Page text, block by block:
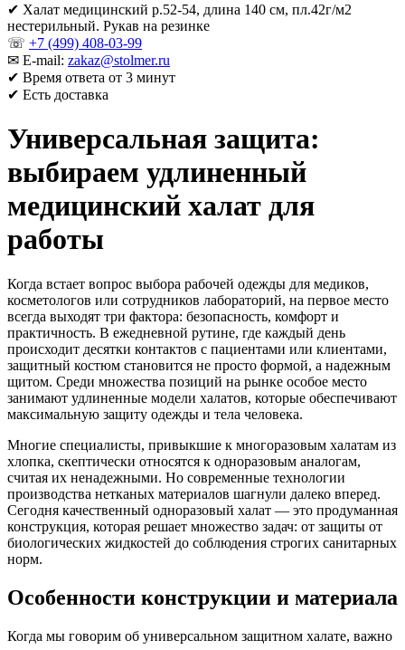
✔ Халат медицинский р.52-54, длина 140 см, пл.42г/м2
нестерильный. Рукав на резинке
☏ +7 (499) 408-03-99
✉ E-mail: zakaz@stolmer.ru
✔ Время ответа от 3 минут
✔ Есть доставка
Универсальная защита:
выбираем удлиненный
медицинский халат для
работы
Когда встает вопрос выбора рабочей одежды для медиков,
косметологов или сотрудников лабораторий, на первое место
всегда выходят три фактора: безопасность, комфорт и
практичность. В ежедневной рутине, где каждый день
происходит десятки контактов с пациентами или клиентами,
защитный костюм становится не просто формой, а надежным
щитом. Среди множества позиций на рынке особое место
занимают удлиненные модели халатов, которые обеспечивают
максимальную защиту одежды и тела человека.
Многие специалисты, привыкшие к многоразовым халатам из
хлопка, скептически относятся к одноразовым аналогам,
считая их ненадежными. Но современные технологии
производства нетканых материалов шагнули далеко вперед.
Сегодня качественный одноразовый халат — это продуманная
конструкция, которая решает множество задач: от защиты от
биологических жидкостей до соблюдения строгих санитарных
норм.
Особенности конструкции и материала
Когда мы говорим об универсальном защитном халате, важно